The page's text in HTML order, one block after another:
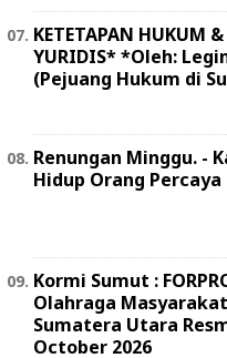
KETETAPAN HUKUM
YURIDIS* *Oleh:
(Pejuang Hukum di
Renungan Minggu. -
Hidup Orang Percaya
Kormi Sumut :
Olahraga
Sumatera Utara
October 2026